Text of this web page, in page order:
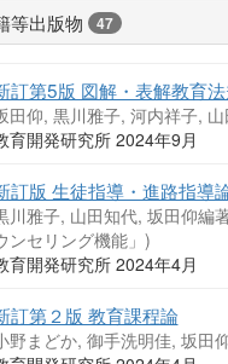
等出版物 47
訂第5版 図解・表解教育法
田仰, 黒川雅子, 河内祥子,
育開発研究所 2024年9月
訂版 生徒指導・進路指導
川雅子, 山田知代, 坂田仰編
ンセリング機能」)
育開発研究所 2024年4月
訂第２版 教育課程論
野まどか, 御手洗明佳, 坂田